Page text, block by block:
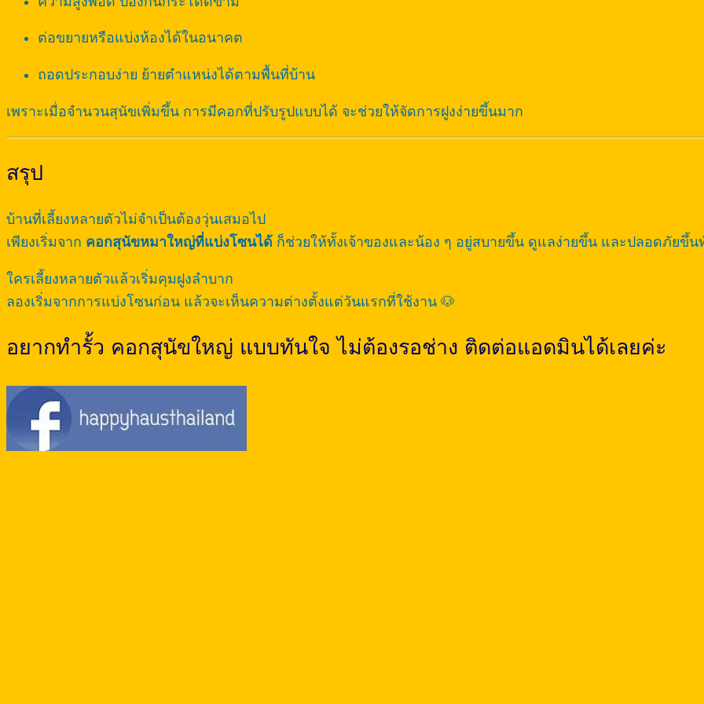
ต่อขยายหรือแบ่งห้องได้ในอนาคต
ถอดประกอบง่าย ย้ายตำแหน่งได้ตามพื้นที่บ้าน
เพราะเมื่อจำนวนสุนัขเพิ่มขึ้น การมีคอกที่ปรับรูปแบบได้ จะช่วยให้จัดการฝูงง่ายขึ้นมาก
สรุป
บ้านที่เลี้ยงหลายตัวไม่จำเป็นต้องวุ่นเสมอไป
เพียงเริ่มจาก คอกสุนัขหมาใหญ่ที่แบ่งโซนได้ ก็ช่วยให้ทั้งเจ้าของและน้อง ๆ อยู่สบายขึ้น ดูแลง่ายขึ้น และปลอดภัยขึ้
ใครเลี้ยงหลายตัวแล้วเริ่มคุมฝูงลำบาก
ลองเริ่มจากการแบ่งโซนก่อน แล้วจะเห็นความต่างตั้งแต่วันแรกที่ใช้งาน 🐶
อยากทำรั้ว คอกสุนัขใหญ่ แบบทันใจ ไม่ต้องรอช่าง ติดต่อแอดมินได้เลยค่ะ